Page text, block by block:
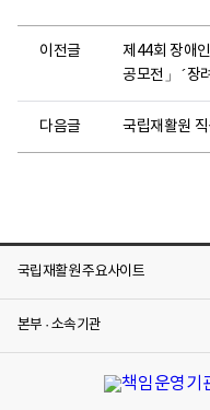
이전글
제44회 장애
공모전」 ´장
다음글 국립재활원
국립재활원 주요사이트
본부 · 소속기관